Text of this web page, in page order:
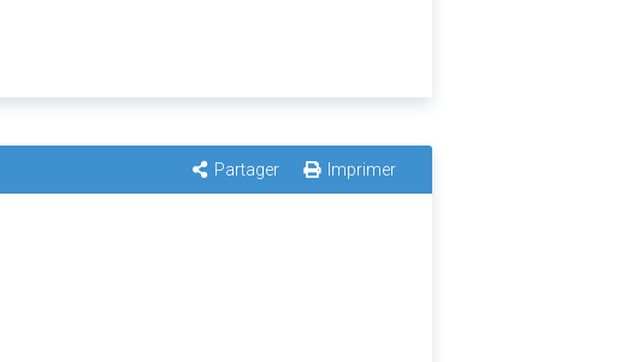
Partager Imprimer